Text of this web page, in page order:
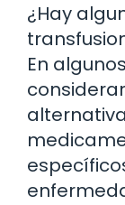
¿Hay
En